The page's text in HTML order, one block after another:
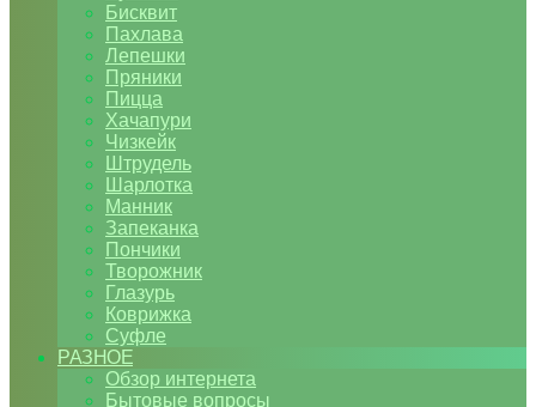
Бисквит
Пахлава
Лепешки
Пряники
Пицца
Хачапури
Чизкейк
Штрудель
Шарлотка
Манник
Запеканка
Пончики
Творожник
Глазурь
Коврижка
Суфле
РАЗНОЕ
Обзор интернета
Бытовые вопросы